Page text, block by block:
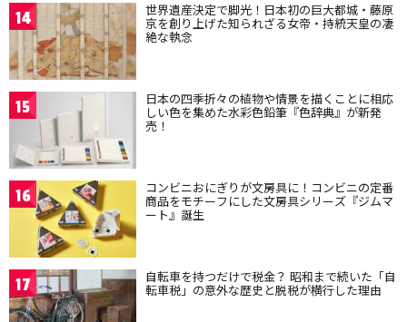
14 世界遺産決定で脚光！日本初の巨大都城・藤原
京を創り上げた知られざる女帝・持統天皇の凄
絶な執念
15 日本の四季折々の植物や情景を描くことに相応
しい色を集めた水彩色鉛筆『色辞典』が新発
売！
16 コンビニおにぎりが文房具に！コンビニの定番
商品をモチーフにした文房具シリーズ『ジムマ
ート』誕生
17 自転車を持つだけで税金？ 昭和まで続いた「自
転車税」の意外な歴史と脱税が横行した理由